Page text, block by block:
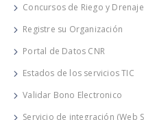
Concursos de Riego y Drenaje
Registre su Organización
Portal de Datos CNR
Estados de los servicios TIC
Validar Bono Electronico
Servicio de integración (Web